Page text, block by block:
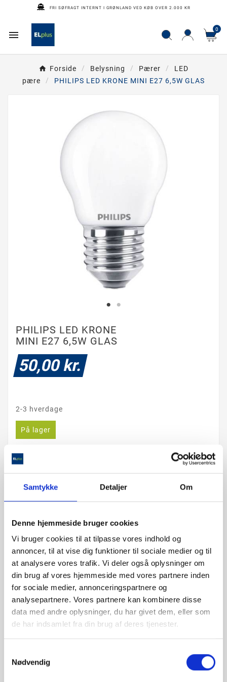
Samtykke Detaljer Om
Denne hjemmeside bruger cookies
Vi bruger cookies til at tilpasse vores indhold og
annoncer, til at vise dig funktioner til sociale medier og til
at analysere vores trafik. Vi deler også oplysninger om
din brug af vores hjemmeside med vores partnere inden
for sociale medier, annonceringspartnere og
analysepartnere. Vores partnere kan kombinere disse
data med andre oplysninger, du har givet dem, eller som
de har indsamlet fra din brug af deres tjenester.
Nødvendig
FRI SØFRAGT INTERNT I GRØNLAND VED KØB OVER 2.000 KR
 0
Forside Belysning Pærer
LED
pære
PHILIPS LED KRONE MINI E27 6,5W GLAS
PHILIPS LED KRONE
MINI E27 6,5W GLAS
50,00 kr.
2-3 hverdage
På lager
PHILIPS LED KRONE MINI E27 6,5W GLAS
Svarer til ca. 60 Watt
 TILFØJ TIL KURV